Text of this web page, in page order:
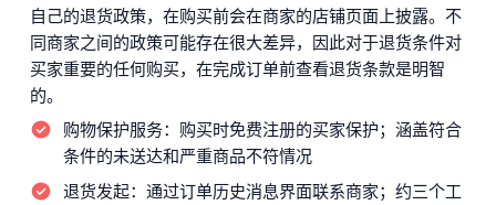
自己的退货政策，在购买前会在商家的店铺页面上披露。不
同商家之间的政策可能存在很大差异，因此对于退货条件对
买家重要的任何购买，在完成订单前查看退货条款是明智
的。
购物保护服务： 购买时免费注册的买家保护；涵盖符合
条件的未送达和严重商品不符情况
退货发起： 通过订单历史消息界面联系商家；约三个工